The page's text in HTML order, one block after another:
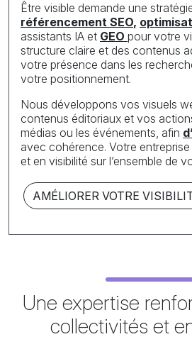
Être visible demande une
référencement SEO,
assistants IA et GEO pour votre
structure claire et des contenus
votre présence dans les
votre positionnement.
Nous développons vos visuels
contenus éditoriaux et vos
médias ou les événements, afin
avec cohérence. Votre
et en visibilité sur l’ensemble de
AMÉLIORER VOTRE
Une expertise
collectivités et